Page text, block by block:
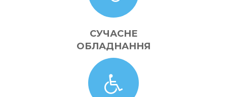
СУЧАСНЕ
ОБЛАДНАННЯ